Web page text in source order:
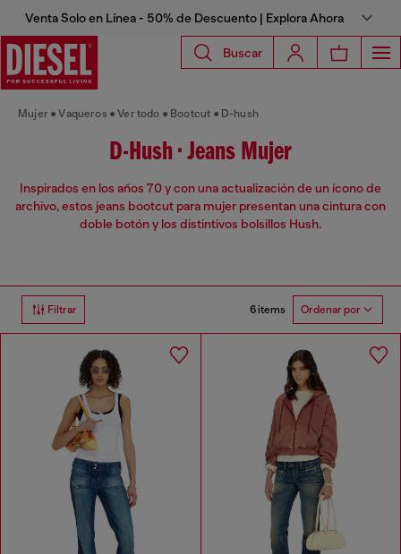
Venta Solo en Línea - 50% de Descuento | Explora Ahora
Buscar
Mujer Vaqueros Ver todo Bootcut D-hush
D-Hush • Jeans Mujer
Inspirados en los años 70 y con una actualización de un ícono de
archivo, estos jeans bootcut para mujer presentan una cintura con
doble botón y los distintivos bolsillos Hush.
Filtrar 6 items Ordenar por